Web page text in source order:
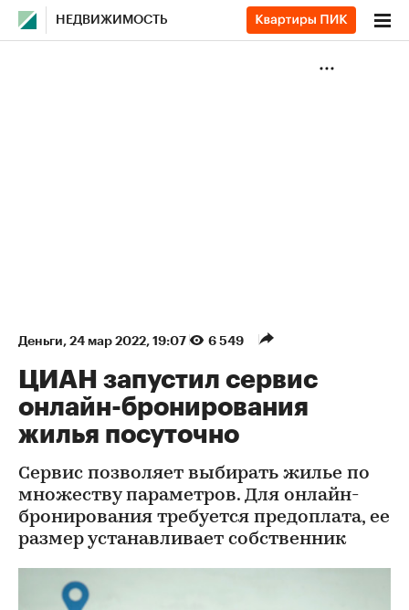
НЕДВИЖИМОСТЬ
Деньги⁠, 24 мар 2022, 19:07 6 549
ЦИАН запустил сервис
онлайн-бронирования
жилья посуточно
Сервис позволяет выбирать жилье по
множеству параметров. Для онлайн-
бронирования требуется предоплата, ее
размер устанавливает собственник